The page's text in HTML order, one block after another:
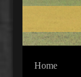
Home